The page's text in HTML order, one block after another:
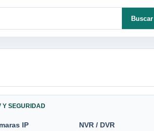
Buscar
Y SEGURIDAD
IP NVR / DVR